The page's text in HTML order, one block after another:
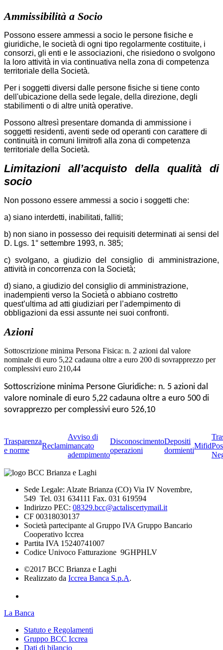
Ammissibilità a Socio
Possono essere ammessi a socio le persone fisiche e
giuridiche, le società di ogni tipo regolarmente costituite, i
consorzi, gli enti e le associazioni, che risiedono o svolgono
la loro attività in via continuativa nella zona di competenza
territoriale della Società.
Per i soggetti diversi dalle persone fisiche si tiene conto
dell'ubicazione della sede legale, della direzione, degli
stabilimenti o di altre unità operative.
Possono altresì presentare domanda di ammissione i
soggetti residenti, aventi sede od operanti con carattere di
continuità in comuni limitrofi alla zona di competenza
territoriale della Società.
Limitazioni all’acquisto della qualità di
socio
Non possono essere ammessi a socio i soggetti che:
a) siano interdetti, inabilitati, falliti;
b) non siano in possesso dei requisiti determinati ai sensi del
D. Lgs. 1° settembre 1993, n. 385;
c) svolgano, a giudizio del consiglio di amministrazione,
attività in concorrenza con la Società;
d) siano, a giudizio del consiglio di amministrazione,
inadempienti verso la Società o abbiano costretto
quest’ultima ad atti giudiziari per l’adempimento di
obbligazioni da essi assunte nei suoi confronti.
Azioni
Sottoscrizione minima Persona Fisica: n. 2 azioni dal valore
nominale di euro 5,22 cadauna oltre a euro 200 di sovrapprezzo per
complessivi euro 210,44
Sottoscrizione minima Persone Giuridiche: n. 5 azioni dal
valore nominale di euro 5,22 cadauna oltre a euro 500 di
sovrapprezzo per complessivi euro 526,10
Trasparenza
e norme
Reclami
Avviso di
mancato
adempimento
Disconoscimento
operazioni
Depositi
dormienti
Mifid
Sede Legale: Alzate Brianza (CO) Via IV Novembre,
549 Tel. 031 634111 Fax. 031 619594
Indirizzo PEC: 08329.bcc@actaliscertymail.it
CF 00318030137
Società partecipante al Gruppo IVA Gruppo Bancario
Cooperativo Iccrea
Partita IVA 15240741007
Codice Univoco Fatturazione 9GHPHLV
©2017 BCC Brianza e Laghi
Realizzato da Iccrea Banca S.p.A.
La Banca
Statuto e Regolamenti
Gruppo BCC Iccrea
Dati di bilancio